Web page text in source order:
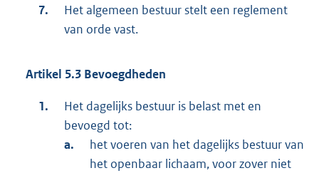
Het algemeen bestuur stelt een reglement
van orde vast.
Artikel 5.3 Bevoegdheden
Het dagelijks bestuur is belast met en
bevoegd tot:
het voeren van het dagelijks bestuur van
het openbaar lichaam, voor zover niet